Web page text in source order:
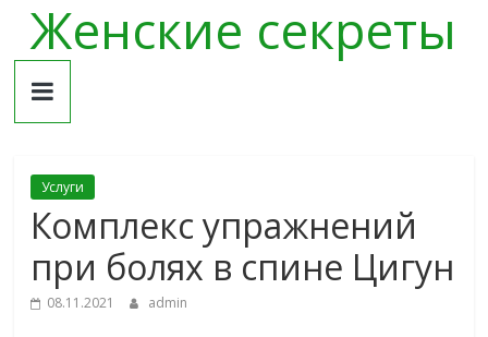
Skip
content
Женские секреты
Услуги
Комплекс упражнений
при болях в спине Цигун
08.11.2021 admin